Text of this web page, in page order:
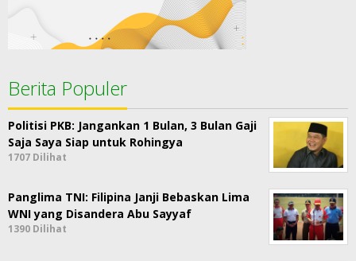
Berita Populer
Politisi PKB: Jangankan 1 Bulan, 3 Bulan Gaji
Saja Saya Siap untuk Rohingya
1707 Dilihat
Panglima TNI: Filipina Janji Bebaskan Lima
WNI yang Disandera Abu Sayyaf
1390 Dilihat